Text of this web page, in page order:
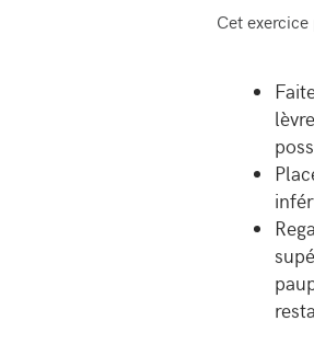
Cet
lè
infé
supé